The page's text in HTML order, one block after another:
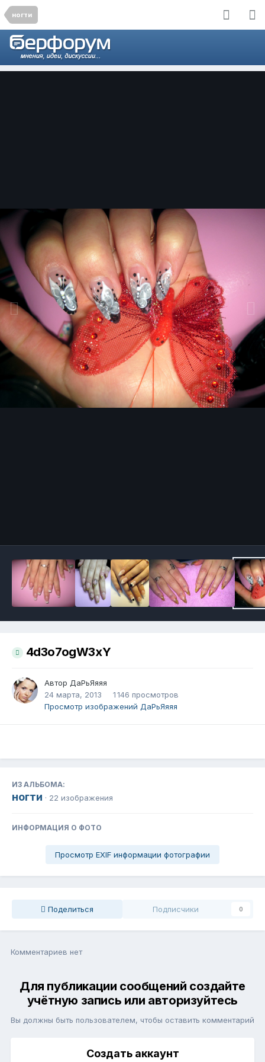
ногти
4d3o7ogW3xY
Автор ДаРьЯяяя
24 марта, 2013
1 146 просмотров
Просмотр изображений ДаРьЯяяя
ИЗ АЛЬБОМА:
ногти · 22 изображения
ИНФОРМАЦИЯ О ФОТО
Просмотр EXIF информации фотографии
Поделиться Подписчики 0
Комментариев нет
Для публикации сообщений создайте
учётную запись или авторизуйтесь
Вы должны быть пользователем, чтобы оставить комментарий
Создать аккаунт